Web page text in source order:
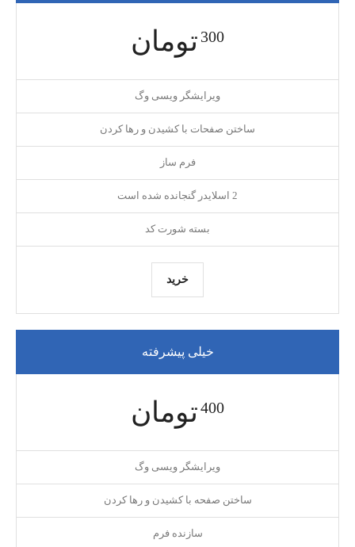
300 تومان
ویرایشگر ویسی وگ
ساختن صفحات با کشیدن و رها کردن
فرم ساز
2 اسلایدر گنجانده شده است
بسته شورت کد
خرید
خیلی پیشرفته
400تومان
ویرایشگر ویسی وگ
ساختن صفحه با کشیدن و رها کردن
سازنده فرم